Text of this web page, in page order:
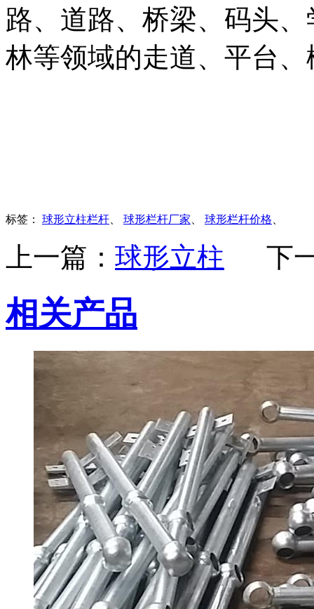
路、道路、桥梁、码头
林等领域的走道、平台
标签： 球形立柱栏杆、 球形栏杆厂家、 球形栏杆价格、
上一篇： 球形立柱 下
相关产品